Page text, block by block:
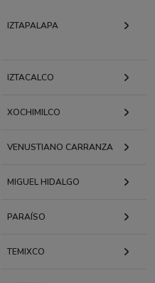
IZTAPALAPA
IZTACALCO
XOCHIMILCO
VENUSTIANO CARRANZA
MIGUEL HIDALGO
PARAÍSO
TEMIXCO